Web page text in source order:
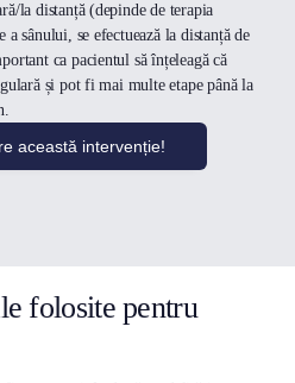
la distanță (depinde de terapia
sânului, se efectuează la distanță de
ca pacientul să înțeleagă că
și pot fi mai multe etape până la
această intervenție!
folosite pentru